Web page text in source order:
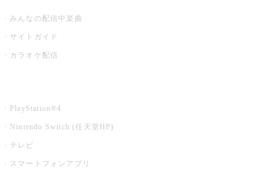
みんなの配信中楽曲
サイトガイド
カラオケ配信
PlayStation®4
Nintendo Switch (任天堂HP)
テレビ
スマートフォンアプリ